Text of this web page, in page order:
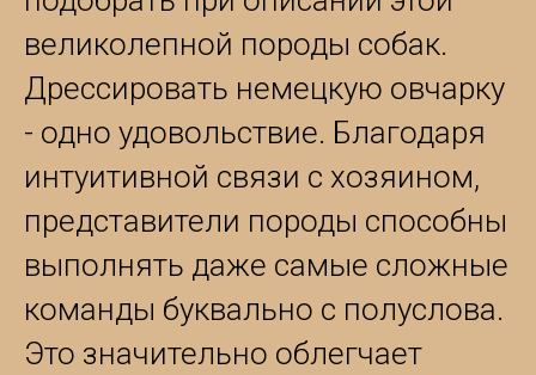
великолепной породы собак.
Дрессировать немецкую овчарку
- одно удовольствие. Благодаря
интуитивной связи с хозяином,
представители породы способны
выполнять даже самые сложные
команды буквально с полуслова.
Это значительно облегчает